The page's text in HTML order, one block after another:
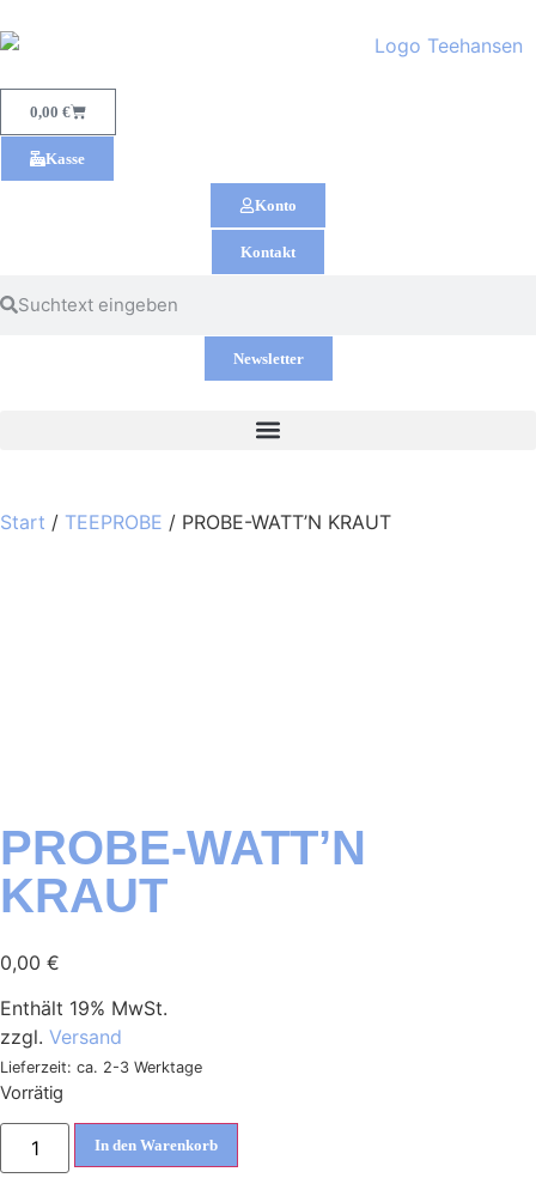
0,00 €
Kasse
Konto
Kontakt
Newsletter
Start / TEEPROBE / PROBE-WATT’N KRAUT
PROBE-WATT’N
KRAUT
0,00 €
Enthält 19% MwSt.
zzgl. Versand
Lieferzeit: ca. 2-3 Werktage
Vorrätig
In den Warenkorb